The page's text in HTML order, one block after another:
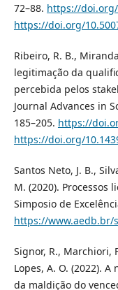
72–88. https://doi.org/
https://doi.org/
Ribeiro, R. B.,
legitimação da
percebida pelos
Journal Advances in
185–205. https://
https://doi.org/
Santos Neto, J. B.,
M. (2020). Processos
Simposio de
https://www.aedb.br/
Signor, R., Marchiori,
Lopes, A. O. (2022).
da maldição do